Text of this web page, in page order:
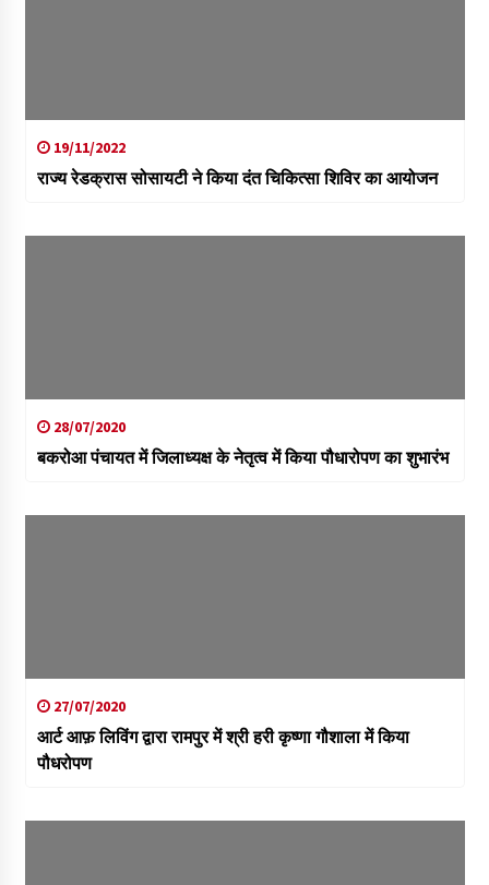
19/11/2022
राज्य रेडक्रास सोसायटी ने किया दंत चिकित्सा शिविर का आयोजन
28/07/2020
बकरोआ पंचायत में जिलाध्यक्ष के नेतृत्व में किया पौधारोपण का शुभारंभ
27/07/2020
आर्ट आफ़ लिविंग द्वारा रामपुर में श्री हरी कृष्णा गौशाला में किया
पौधरोपण